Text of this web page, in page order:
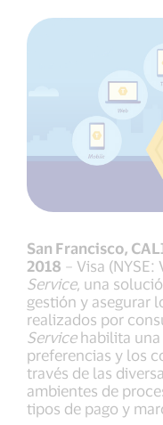
San Francisco,
2018 – Visa (NYSE:
Service, una
gestión y asegurar
realizados por
Servicehabilita una
preferencias y los
través de las
ambientes de
tipos de pago y